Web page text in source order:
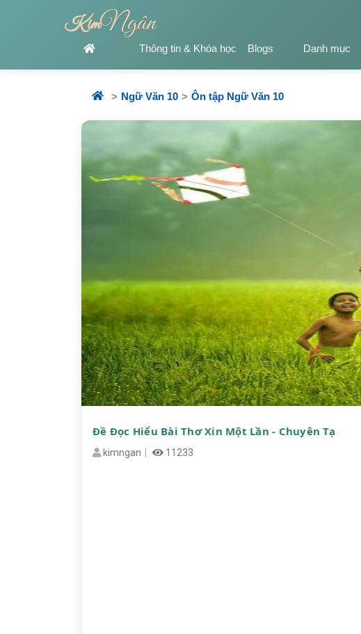
KimNgân
Thông tin & Khóa học Blogs Danh mục
Ngữ Văn 10 Ôn tập Ngữ Văn 10
Đề Đọc Hiểu Bài Thơ Xin Một Lần - Chuyên Tạ
kimngan 11233